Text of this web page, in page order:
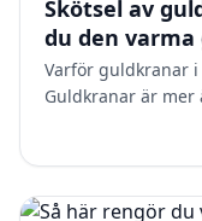
Skötsel av
du den varma
Varför guldkranar i
Guldkranar är